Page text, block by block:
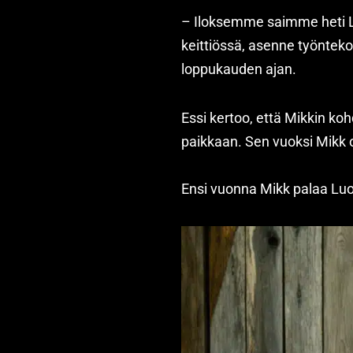
– Iloksemme saimme heti
keittiössä, asenne
loppukauden ajan.
Essi kertoo, että Mikkin
paikkaan. Sen vuoksi
Ensi vuonna Mikk palaa